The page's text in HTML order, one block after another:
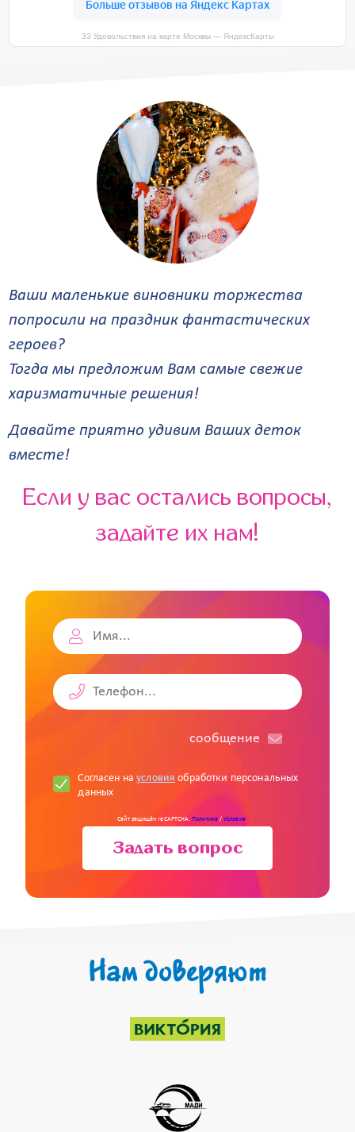
33 Удовольствия на карте Москвы — ЯндексКарты
Ваши маленькие виновники торжества
попросили на праздник фантастических
героев?
Тогда мы предложим Вам самые свежие
харизматичные решения!
Давайте приятно удивим Ваших деток
вместе!
Если у вас остались вопросы,
задайте их нам!
cообщение
Согласен наусловия обработки персональных
данных
Сайт защищён reCAPTCHA.Политика/Условия
Задать вопрос
Нам доверяют